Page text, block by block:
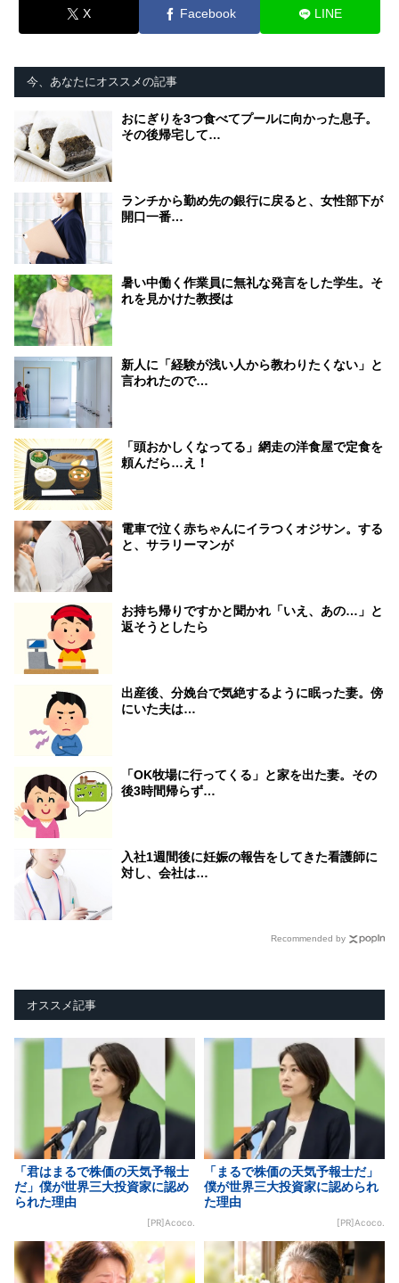
X Facebook LINE
今、あなたにオススメの記事
おにぎりを3つ食べてプールに向かった息子。
その後帰宅して…
ランチから勤め先の銀行に戻ると、女性部下が
開口一番…
暑い中働く作業員に無礼な発言をした学生。そ
れを見かけた教授は
新人に「経験が浅い人から教わりたくない」と
言われたので…
「頭おかしくなってる」網走の洋食屋で定食を
頼んだら…え！
電車で泣く赤ちゃんにイラつくオジサン。する
と、サラリーマンが
お持ち帰りですかと聞かれ「いえ、あの…」と
返そうとしたら
出産後、分娩台で気絶するように眠った妻。傍
にいた夫は…
「OK牧場に行ってくる」と家を出た妻。その
後3時間帰らず…
入社1週間後に妊娠の報告をしてきた看護師に
対し、会社は…
Recommended by
オススメ記事
「君はまるで株価の天気予報士
だ」僕が世界三大投資家に認め
られた理由
[PR]Acoco.
「まるで株価の天気予報士だ」
僕が世界三大投資家に認められ
た理由
[PR]Acoco.